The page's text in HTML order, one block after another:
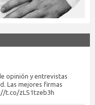
opinión y entrevistas
Las mejores firmas
t.co/zLS1tzeb3h